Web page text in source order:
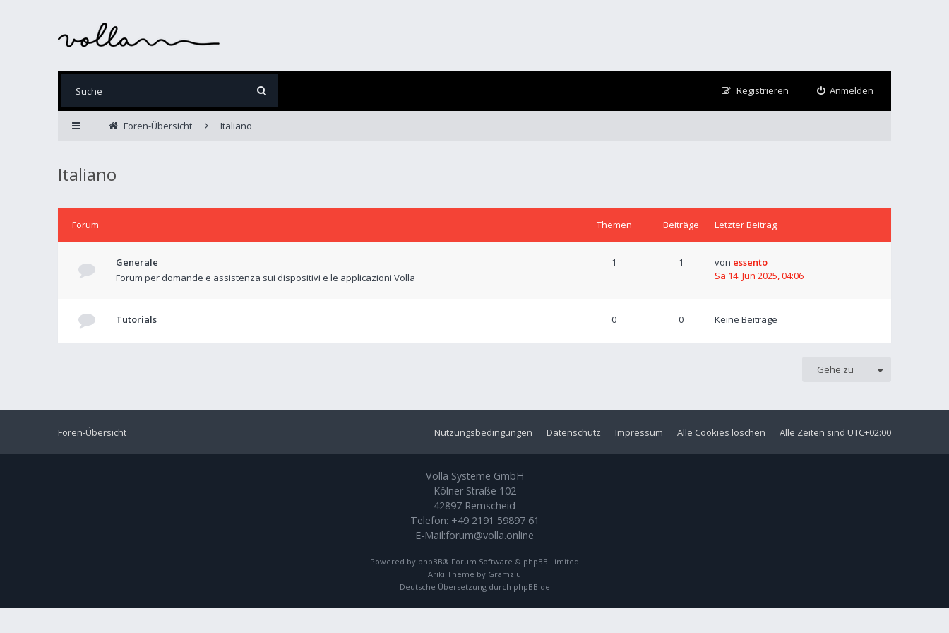
Anmelden
Registrieren
Foren-Übersicht Italiano
Italiano
Forum Themen Beiträge Letzter Beitrag
Generale
Forum per domande e assistenza sui dispositivi e le applicazioni Volla
1 1 von essento
Sa 14. Jun 2025, 04:06
Tutorials 0 0 Keine Beiträge
Gehe zu
Foren-Übersicht Alle Zeiten sind UTC+02:00
Alle Cookies löschen
Impressum
Datenschutz
Nutzungsbedingungen
Volla Systeme GmbH
Kölner Straße 102
42897 Remscheid
Telefon: +49 2191 59897 61
E-Mail:forum@volla.online
Powered by phpBB® Forum Software © phpBB Limited
Ariki Theme by Gramziu
Deutsche Übersetzung durch phpBB.de